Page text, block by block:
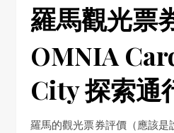
羅馬觀光票
OMNIA
City 探索通
羅馬的觀光票券評價（應該是